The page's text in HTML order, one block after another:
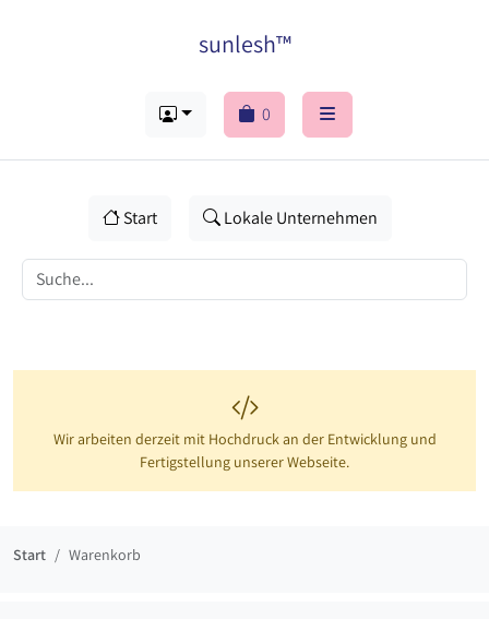
sunlesh™
0
Start Lokale Unternehmen
Wir arbeiten derzeit mit Hochdruck an der Entwicklung und
Fertigstellung unserer Webseite.
Start Warenkorb